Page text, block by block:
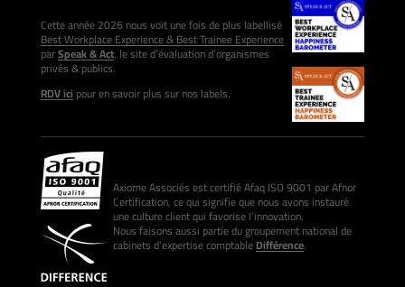
Cette année 2026 nous voit une fois de plus labellisé
Best Workplace Experience & Best Trainee Experience
parSpeak & Act, le site d’évaluation d’organismes
privés & publics.
RDV icipour en savoir plus sur nos labels.
Axiome Associés est certifié Afaq ISO 9001 par Afnor
Certification, ce qui signifie que nous avons instauré
une culture client qui favorise l’innovation.
Nous faisons aussi partie du groupement national de
cabinets d’expertise comptableDifférence.